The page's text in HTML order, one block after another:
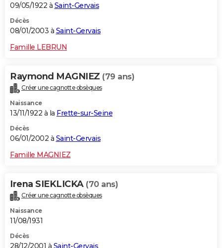
09/05/1922 à Saint-Gervais
Décès
08/01/2003 à Saint-Gervais
Famille LEBRUN
Raymond MAGNIEZ (79 ans)
Créer une cagnotte obsèques
Naissance
13/11/1922 à la Frette-sur-Seine
Décès
06/01/2002 à Saint-Gervais
Famille MAGNIEZ
Irena SIEKLICKA (70 ans)
Créer une cagnotte obsèques
Naissance
11/08/1931
Décès
28/12/2001 à Saint-Gervais